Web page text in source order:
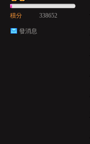
積分 338652
發消息